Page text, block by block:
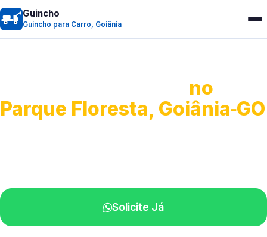
Guincho
Guincho para Carro, Goiânia
no
Parque Floresta, Goiânia‑GO
Solicite Já